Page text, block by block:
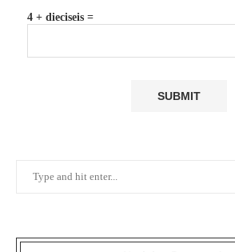
4 + dieciseis =